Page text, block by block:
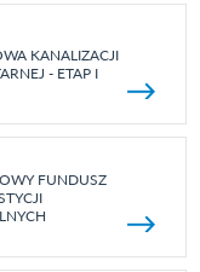
KANALIZACJI
- ETAP I
FUNDUSZ